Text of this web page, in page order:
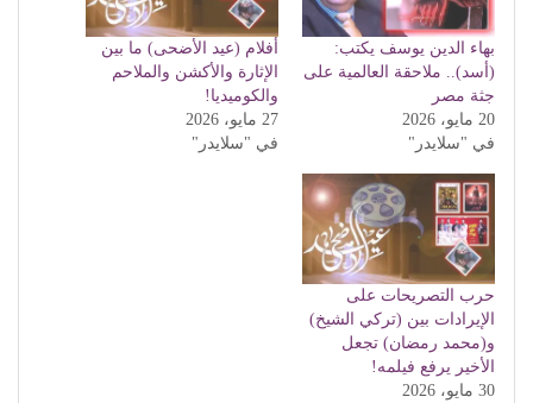
بهاء الدين يوسف يكتب:
(أسد).. ملاحقة العالمية على
جثة مصر
20 مايو، 2026
في "سلايدر"
أفلام (عيد الأضحى) ما بين
الإثارة والأكشن والملاحم
والكوميديا!
27 مايو، 2026
في "سلايدر"
حرب التصريحات على
الإيرادات بين (تركي الشيخ)
و(محمد رمضان) تجعل
الأخير يرفع فيلمه!
30 مايو، 2026